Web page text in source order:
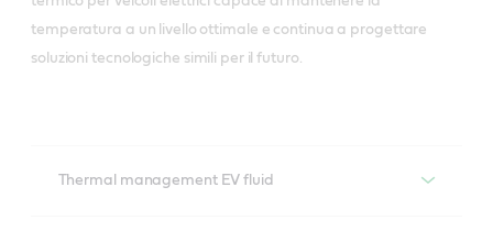
temperatura a un livello ottimale e continua a progettare
soluzioni tecnologiche simili per il futuro.
Thermal management EV fluid